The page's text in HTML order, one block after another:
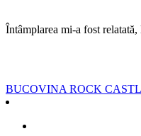
Întâmplarea mi-a fost
BUCOVINA ROCK